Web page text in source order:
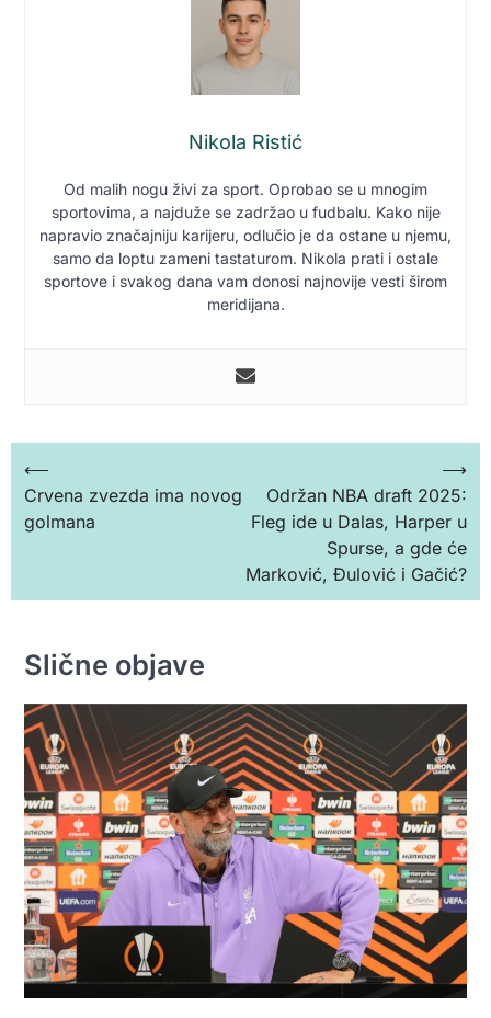
Nikola Ristić
Od malih nogu živi za sport. Oprobao se u mnogim
sportovima, a najduže se zadržao u fudbalu. Kako nije
napravio značajniju karijeru, odlučio je da ostane u njemu,
samo da loptu zameni tastaturom. Nikola prati i ostale
sportove i svakog dana vam donosi najnovije vesti širom
meridijana.
Кретање
чланка
⟵
Crvena zvezda ima novog
golmana
Održan NBA draft 2025:
Fleg ide u Dalas, Harper u
Spurse, a gde će
Marković, Đulović i Gačić?
⟶
Slične objave